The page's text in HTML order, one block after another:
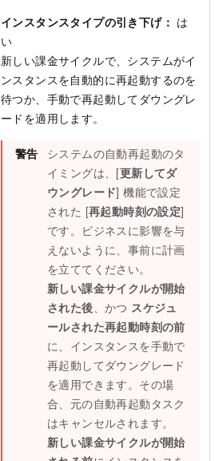
インスタンスタイプの引き下げ： は
い
新しい課金サイクルで、システムがイ
ンスタンスを自動的に再起動するのを
待つか、手動で再起動してダウングレ
ードを適用します。
警告
システムの自動再起動のタ
イミングは、[更新してダ
ウングレード] 機能で設定
された [再起動時刻の設定]
です。ビジネスに影響を与
えないように、事前に計画
を立ててください。
新しい課金サイクルが開始
された後、かつ スケジュ
ールされた再起動時刻の前
に、インスタンスを手動で
再起動してダウングレード
を適用できます。その場
合、元の自動再起動タスク
はキャンセルされます。
新しい課金サイクルが開始